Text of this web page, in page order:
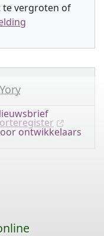
te vergroten of
Yory
ontwikkelaars